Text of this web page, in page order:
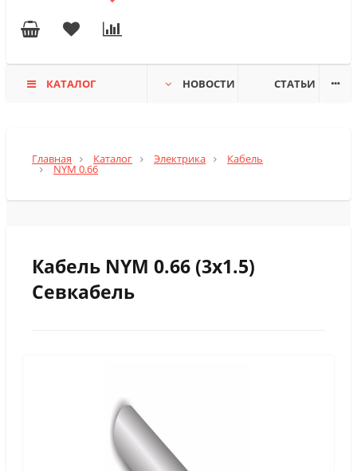
КАТАЛОГ НОВОСТИ СТАТЬИ
Главная Каталог Электрика Кабель
NYM 0.66
Кабель NYM 0.66 (3х1.5)
Севкабель